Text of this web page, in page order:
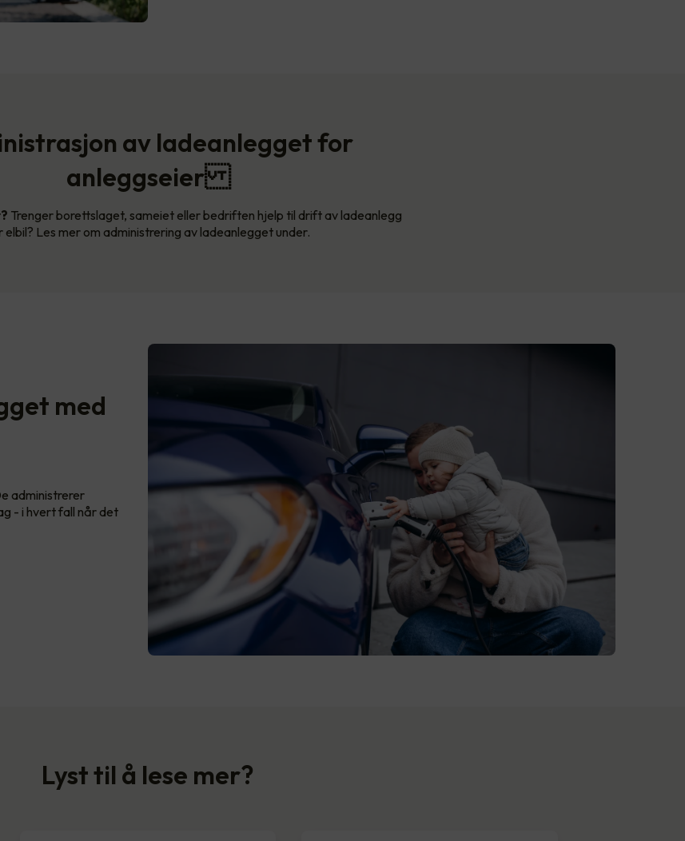
av ladeanlegget for
anleggseier
Trenger borettslaget, sameiet eller bedriften hjelp til drift av ladeanlegg
elbil? Les mer om administrering av ladeanlegget under.
med
administrerer
- i hvert fall når det
Lyst til å lese mer?